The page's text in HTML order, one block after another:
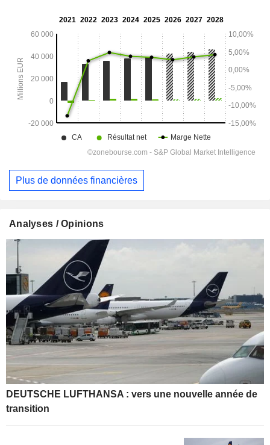
Plus de données financières
Analyses / Opinions
DEUTSCHE LUFTHANSA : vers une nouvelle année de
transition